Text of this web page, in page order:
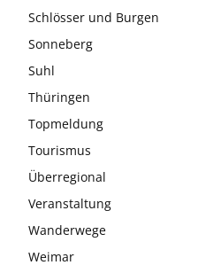
Schlösser und Burgen
Sonneberg
Suhl
Thüringen
Topmeldung
Tourismus
Überregional
Veranstaltung
Wanderwege
Weimar